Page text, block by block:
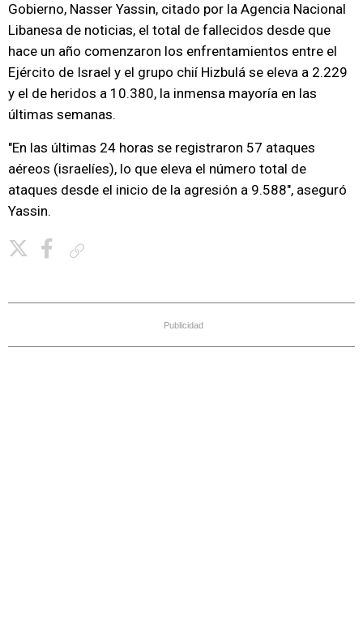
Gobierno, Nasser Yassin, citado por la Agencia Nacional
Libanesa de noticias, el total de fallecidos desde que
hace un año comenzaron los enfrentamientos entre el
Ejército de Israel y el grupo chií Hizbulá se eleva a 2.229
y el de heridos a 10.380, la inmensa mayoría en las
últimas semanas.
"En las últimas 24 horas se registraron 57 ataques
aéreos (israelíes), lo que eleva el número total de
ataques desde el inicio de la agresión a 9.588", aseguró
Yassin.
Publicidad